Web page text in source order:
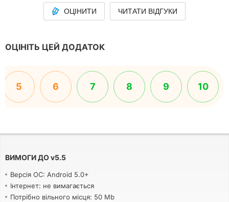
ОЦІНИТИ ЧИТАТИ ВІДГУКИ
ОЦІНІТЬ ЦЕЙ ДОДАТОК
5 6 7 8 9 10
ВИМОГИ ДОv5.5
Версія ОС: Android 5.0+
Інтернет: не вимагається
Потрібно вільного місця: 50 Mb